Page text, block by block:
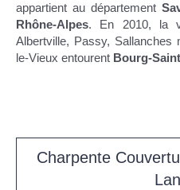
appartient au département
Rhône-Alpes. En 2010, la
Albertville, Passy,
le-Vieux entourent Bourg-
Charpente